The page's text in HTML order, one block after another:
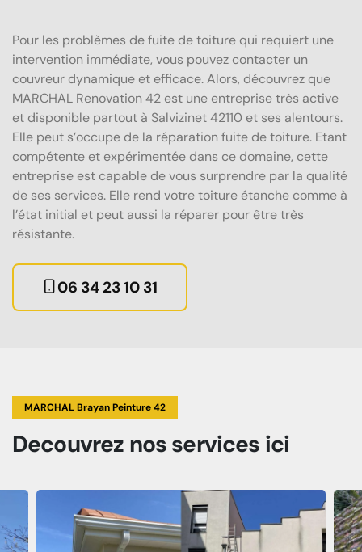
Pour les problèmes de fuite de toiture qui requiert une
intervention immédiate, vous pouvez contacter un
couvreur dynamique et efficace. Alors, découvrez que
MARCHAL Renovation 42 est une entreprise très active
et disponible partout à Salvizinet 42110 et ses alentours.
Elle peut s’occupe de la réparation fuite de toiture. Etant
compétente et expérimentée dans ce domaine, cette
entreprise est capable de vous surprendre par la qualité
de ses services. Elle rend votre toiture étanche comme à
l’état initial et peut aussi la réparer pour être très
résistante.
06 34 23 10 31
MARCHAL Brayan Peinture 42
Decouvrez nos services ici